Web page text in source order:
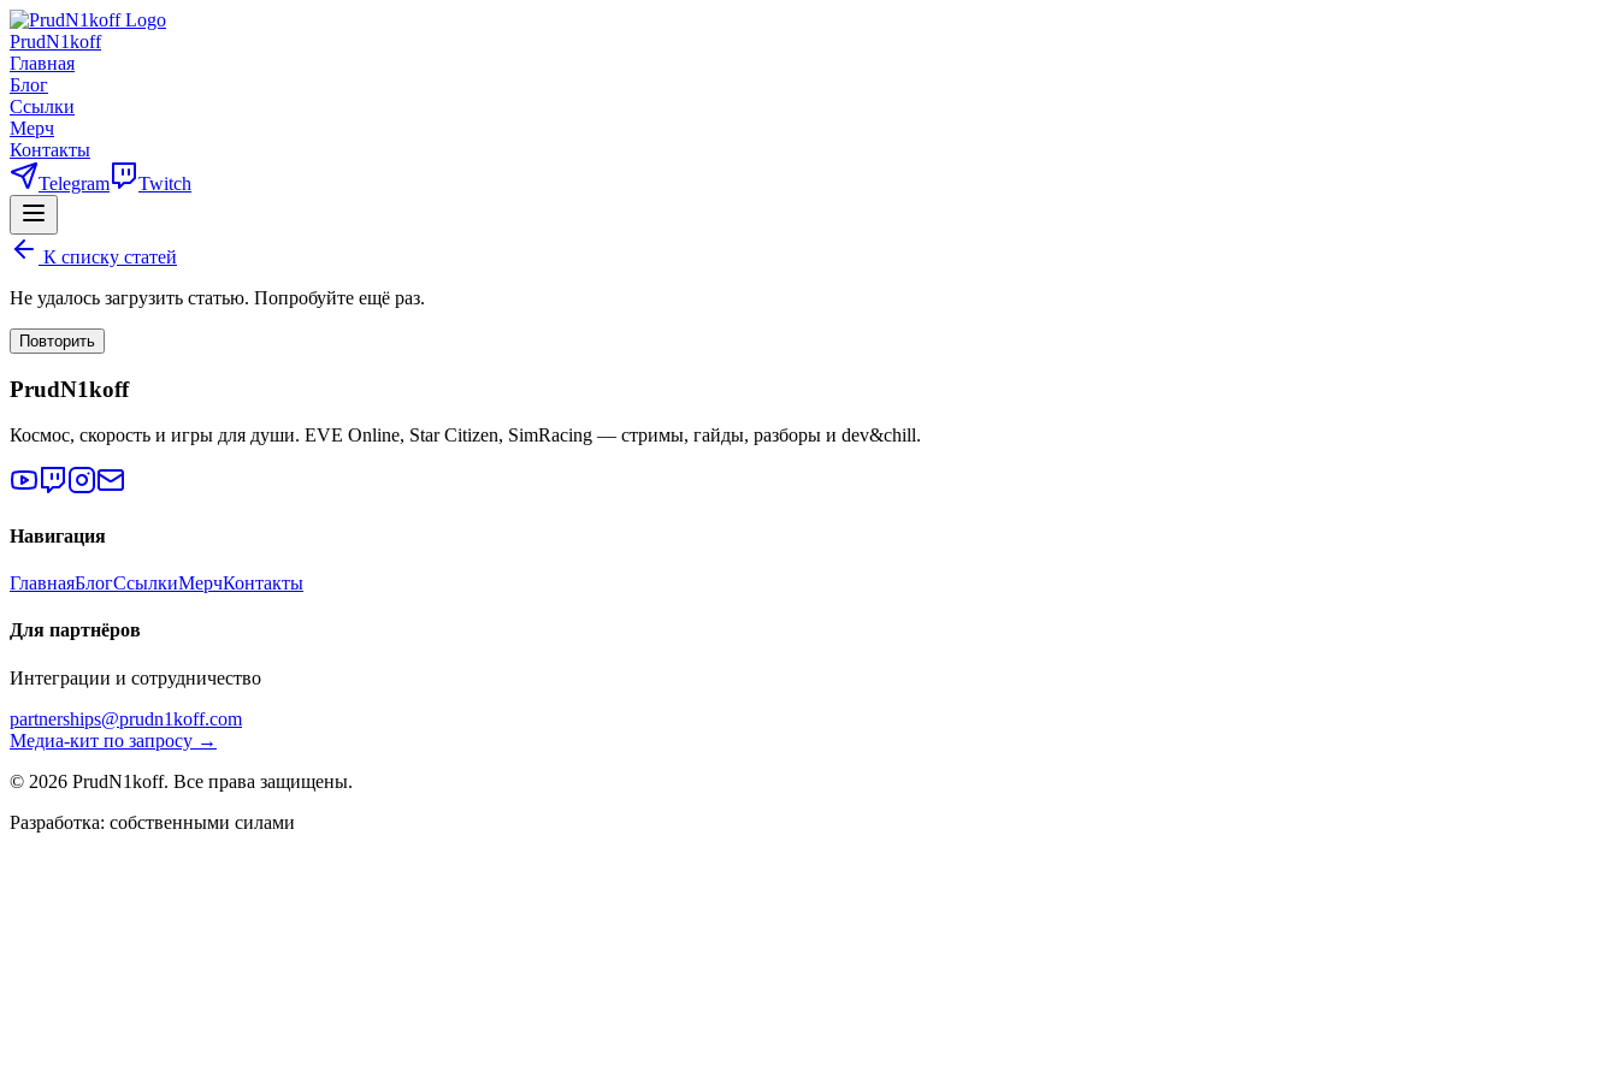
PrudN1koff
Главная
Блог
Ссылки
Мерч
Контакты
Telegram
Twitch
К списку статей
Не удалось загрузить статью. Попробуйте ещё раз.
Повторить
PrudN1koff
Космос, скорость и игры для души. EVE Online, Star Citizen, SimRacing — стримы, гайды, разборы и dev&chill.
Навигация
ГлавнаяБлогСсылкиМерчКонтакты
Для партнёров
Интеграции и сотрудничество
partnerships@prudn1koff.com
Медиа-кит по запросу →
© 2026 PrudN1koff. Все права защищены.
Разработка: собственными силами